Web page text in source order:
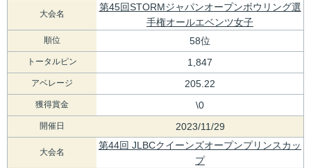
大会名
第45回STORMジャパンオープンボウリング選
手権オールエベンツ女子
順位 58位
トータルピン 1,847
アベレージ 205.22
獲得賞金 \0
開催日 2023/11/29
大会名
第44回 JLBCクイーンズオープンプリンスカッ
プ